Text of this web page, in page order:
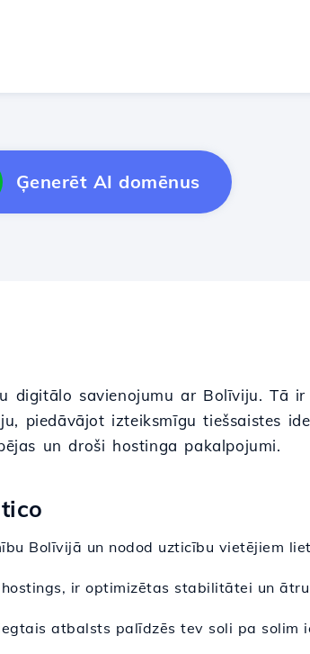
Ģenerēt AI domēnus
savienojumu ar Bolīviju. Tā
piedāvājot izteiksmīgu tiešsaistes
un droši hostinga pakalpojumi.
Bolīvijā un nodod uzticību vietējiem
ir optimizētas stabilitātei un
atbalsts palīdzēs tev soli pa solim